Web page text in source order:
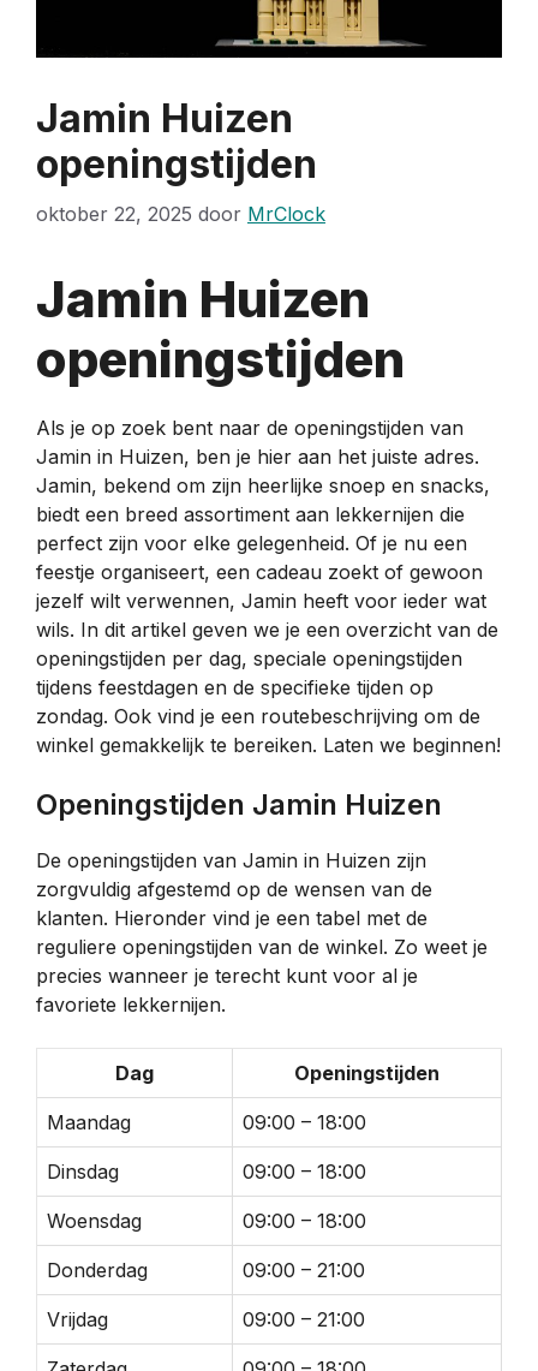
Jamin Huizen
openingstijden
oktober 22, 2025 door MrClock
Jamin Huizen
openingstijden
Als je op zoek bent naar de openingstijden van
Jamin in Huizen, ben je hier aan het juiste adres.
Jamin, bekend om zijn heerlijke snoep en snacks,
biedt een breed assortiment aan lekkernijen die
perfect zijn voor elke gelegenheid. Of je nu een
feestje organiseert, een cadeau zoekt of gewoon
jezelf wilt verwennen, Jamin heeft voor ieder wat
wils. In dit artikel geven we je een overzicht van de
openingstijden per dag, speciale openingstijden
tijdens feestdagen en de specifieke tijden op
zondag. Ook vind je een routebeschrijving om de
winkel gemakkelijk te bereiken. Laten we beginnen!
Openingstijden Jamin Huizen
De openingstijden van Jamin in Huizen zijn
zorgvuldig afgestemd op de wensen van de
klanten. Hieronder vind je een tabel met de
reguliere openingstijden van de winkel. Zo weet je
precies wanneer je terecht kunt voor al je
favoriete lekkernijen.
Dag Openingstijden
Maandag 09:00 – 18:00
Dinsdag 09:00 – 18:00
Woensdag 09:00 – 18:00
Donderdag 09:00 – 21:00
Vrijdag 09:00 – 21:00